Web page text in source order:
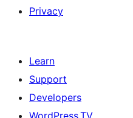
Privacy
Learn
Support
Developers